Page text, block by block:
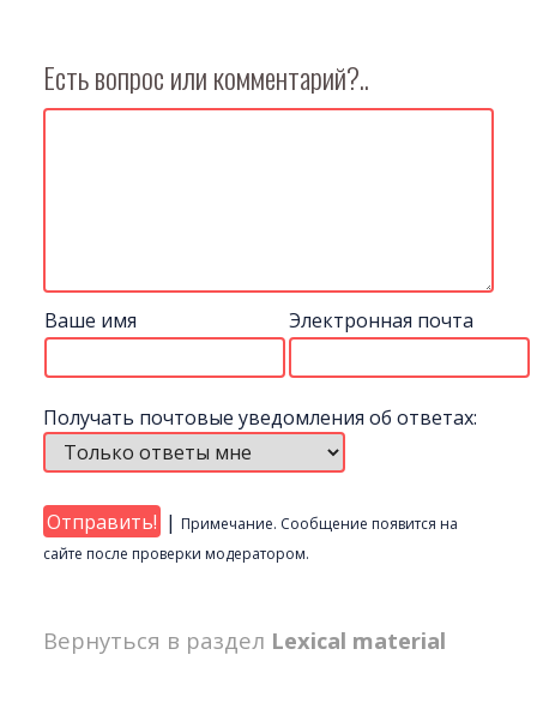
Есть вопрос или комментарий?..
Ваше имя Электронная почта
Получать почтовые уведомления об ответах:
| Примечание. Сообщение появится на
сайте после проверки модератором.
Вернуться в раздел Lexical material